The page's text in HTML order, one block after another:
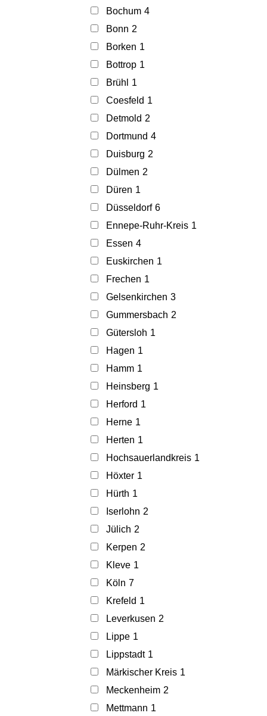
Bochum 4
Bonn 2
Borken 1
Bottrop 1
Brühl
1
Coesfeld 1
Detmold 2
Dortmund 4
Duisburg 2
Dülmen 2
Düren 1
Düsseldorf 6
Ennepe-Ruhr-Kreis 1
Essen 4
Euskirchen 1
Frechen 1
Gelsenkirchen 3
Gummersbach 2
Gütersloh 1
Hagen 1
Hamm 1
Heinsberg 1
Herford 1
Herne 1
Herten 1
Hochsauerlandkreis 1
Höxter 1
Hürth 1
Iserlohn 2
Jülich 2
Kerpen 2
Kleve 1
Köln 7
Krefeld 1
Leverkusen 2
Lippe 1
Lippstadt 1
Märkischer Kreis 1
Meckenheim 2
Mettmann 1